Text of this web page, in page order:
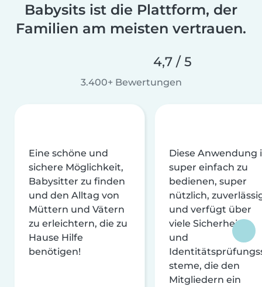
Babysits ist die Plattform, der
Familien am meisten vertrauen.
4,7 / 5
3.400+ Bewertungen
Eine schöne und
sichere Möglichkeit,
Babysitter zu finden
und den Alltag von
Müttern und Vätern
zu erleichtern, die zu
Hause Hilfe
benötigen!
Diese Anwendung
super einfach zu
bedienen, super
nützlich,
und verfügt über
viele Sicherheits-
und
steme, die den
Mitgliedern ein